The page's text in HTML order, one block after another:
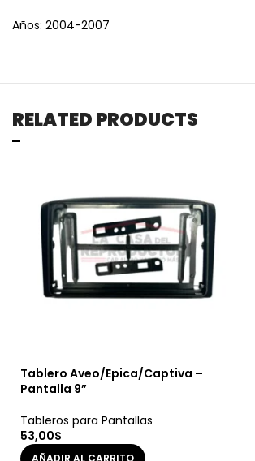
Años: 2004-2007
RELATED PRODUCTS
Tablero Aveo/Epica/Captiva –
Pantalla 9”
Tableros para Pantallas
53,00$
AÑADIR AL CARRITO